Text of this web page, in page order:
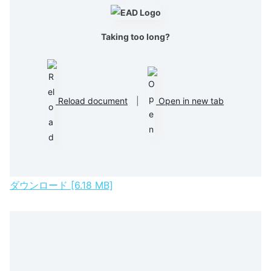
Taking too long?
Reload document Open in new tab
ダウンロード [6.18 MB]